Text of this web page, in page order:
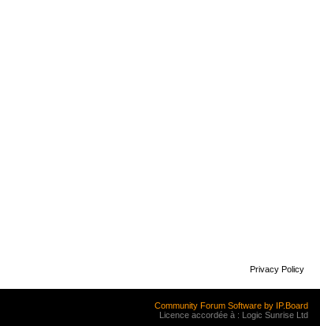
Privacy Policy
Community Forum Software by IP.Board
Licence accordée à : Logic Sunrise Ltd